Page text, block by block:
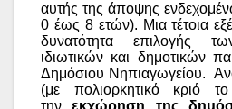
αυτής της άποψης
0 έως 8 ετών). Μια τέτοια
δυνατότητα επιλογής
ιδιωτικών και δημοτικών
Δημόσιου Νηπιαγωγείου.
(με πολιορκητικό κριό
τηνεκχώρηση της